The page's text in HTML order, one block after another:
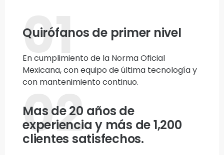
01
Quirófanos de primer nivel
En cumplimiento de la Norma Oficial
Mexicana, con equipo de última tecnología y
con mantenimiento continuo.
02
Mas de 20 años de
experiencia y más de 1,200
clientes satisfechos.